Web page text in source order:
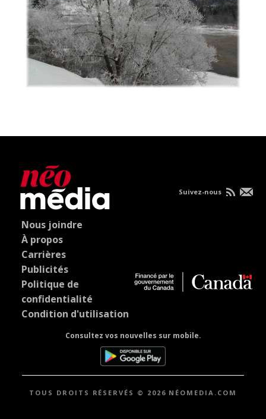
Nous joindre
À propos
Carrières
Publicités
Politique de
confidentialité
Condition d'utilisation
Consultez vos nouvelles sur mobile.
Suivez-nous
TOUS DROITS RÉSERVÉS © 2026 NÉOMEDIA.COM